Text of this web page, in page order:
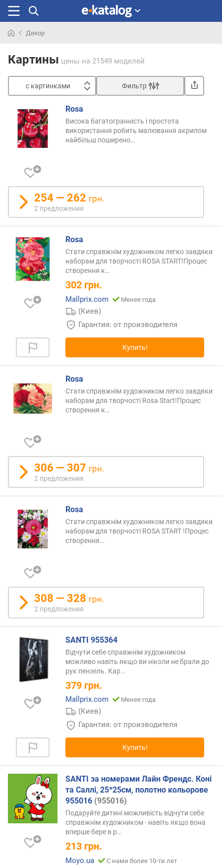
раньше
Декор
Картины цены на 21549 моделей
с картинками
с
к
а
р
и
н
к
а
м
и
о
т
д
е
ш
в
о
р
г
и
м
т
д
о
р
о
г
х
к
д
е
в
о
а
л
ф
а
в
т
у
-
)
о
а
л
ф
в
Фильтр
Rosa
Висока багатогранність і простота
використання робить малювання акрилом
найбільш поширено…
254 — 262 грн.
2 предложения
Rosa
Стати справжнім художником легко завдяки
наборам для творчості ROSA START!Процес
створення к…
302 грн.
Mallprix.com Менее года
(Киев)
Гарантия: от производителя
Купить!
Rosa
Стати справжнім художником легко завдяки
наборам для творчості Rosa Start!Процес
створення к…
306 — 307 грн.
2 предложения
Rosa
Стати справжнім художником легко завдяки
наборам для творчості ROSA START !Процес
створення…
308 — 328 грн.
2 предложения
SANTI 955364
Відчути себе справжнім художником
можливо навіть якщо ви ніколи не брали до
рук пензель. Кар…
379 грн.
Mallprix.com Менее года
(Киев)
Гарантия: от производителя
Купить!
SANTI за номерами Лайн Френдс. Коні
та Саллі, 25*25см, полотно кольорове
955016 (955016)
Подаруйте дитині можливість відчути себе
справжнім художником - навіть якщо вона
вперше бере в р…
213 грн.
Moyo.ua С нами более 10-ти лет